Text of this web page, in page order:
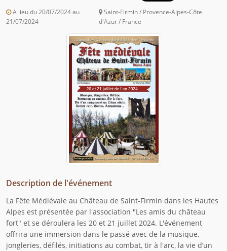
A lieu du 20/07/2024 au
21/07/2024
Saint-Firmin / Provence-Alpes-Côte
d'Azur / France
Description de l'événement
La Fête Médiévale au Château de Saint-Firmin dans les Hautes
Alpes est présentée par l'association "Les amis du château
fort" et se déroulera les 20 et 21 juillet 2024. L'événement
offrira une immersion dans le passé avec de la musique,
jongleries, défilés, initiations au combat, tir à l'arc, la vie d’un